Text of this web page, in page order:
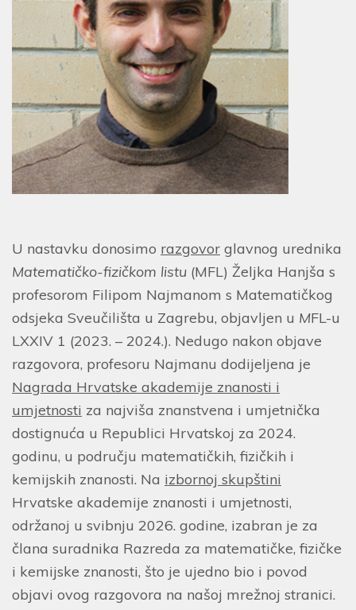
U nastavku donosimo razgovor glavnog urednika
Matematičko-fizičkom listu (MFL) Željka Hanjša s
profesorom Filipom Najmanom s Matematičkog
odsjeka Sveučilišta u Zagrebu, objavljen u MFL-u
LXXIV 1 (2023. – 2024.). Nedugo nakon objave
razgovora, profesoru Najmanu dodijeljena je
Nagrada Hrvatske akademije znanosti i
umjetnosti za najviša znanstvena i umjetnička
dostignuća u Republici Hrvatskoj za 2024.
godinu, u području matematičkih, fizičkih i
kemijskih znanosti. Na izbornoj skupštini
Hrvatske akademije znanosti i umjetnosti,
održanoj u svibnju 2026. godine, izabran je za
člana suradnika Razreda za matematičke, fizičke
i kemijske znanosti, što je ujedno bio i povod
objavi ovog razgovora na našoj mrežnoj stranici.